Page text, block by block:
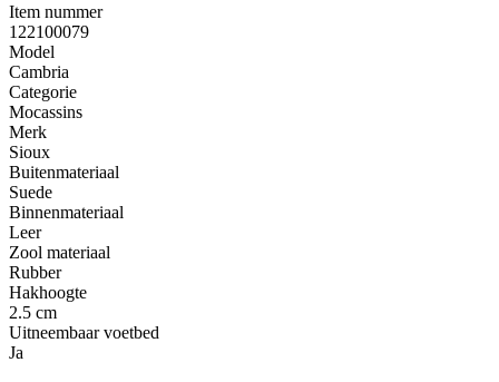
Item nummer
122100079
Model
Cambria
Categorie
Mocassins
Merk
Sioux
Buitenmateriaal
Suede
Binnenmateriaal
Leer
Zool materiaal
Rubber
Hakhoogte
2.5 cm
Uitneembaar voetbed
Ja